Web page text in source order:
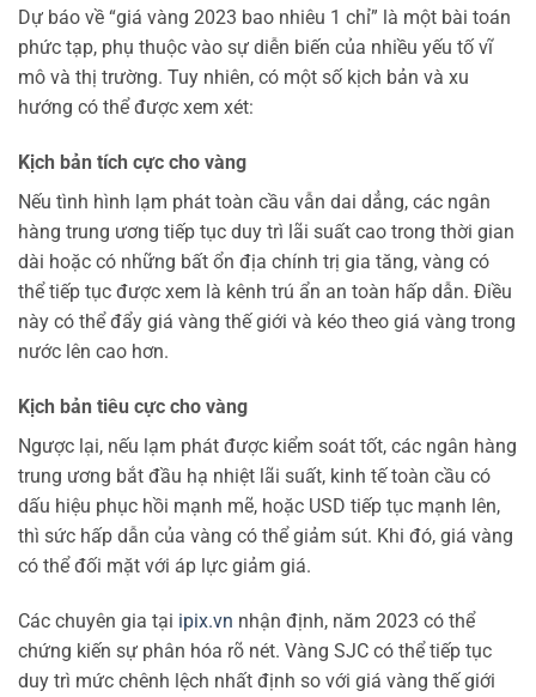
Dự báo về “giá vàng 2023 bao nhiêu 1 chỉ” là một bài toán
phức tạp, phụ thuộc vào sự diễn biến của nhiều yếu tố vĩ
mô và thị trường. Tuy nhiên, có một số kịch bản và xu
hướng có thể được xem xét:
Kịch bản tích cực cho vàng
Nếu tình hình lạm phát toàn cầu vẫn dai dẳng, các ngân
hàng trung ương tiếp tục duy trì lãi suất cao trong thời gian
dài hoặc có những bất ổn địa chính trị gia tăng, vàng có
thể tiếp tục được xem là kênh trú ẩn an toàn hấp dẫn. Điều
này có thể đẩy giá vàng thế giới và kéo theo giá vàng trong
nước lên cao hơn.
Kịch bản tiêu cực cho vàng
Ngược lại, nếu lạm phát được kiểm soát tốt, các ngân hàng
trung ương bắt đầu hạ nhiệt lãi suất, kinh tế toàn cầu có
dấu hiệu phục hồi mạnh mẽ, hoặc USD tiếp tục mạnh lên,
thì sức hấp dẫn của vàng có thể giảm sút. Khi đó, giá vàng
có thể đối mặt với áp lực giảm giá.
Các chuyên gia tại ipix.vn nhận định, năm 2023 có thể
chứng kiến sự phân hóa rõ nét. Vàng SJC có thể tiếp tục
duy trì mức chênh lệch nhất định so với giá vàng thế giới